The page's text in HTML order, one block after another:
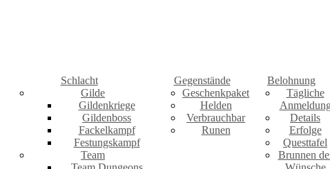
Schlacht
Gilde
Gildenkriege
Gildenboss
Fackelkampf
Festungskampf
Team
Gegenstände
Geschenkpaket
Helden
Verbrauchbar
Runen
Belohnung
Tägliche
Details
Erfolge
Questtafel
Brunnen